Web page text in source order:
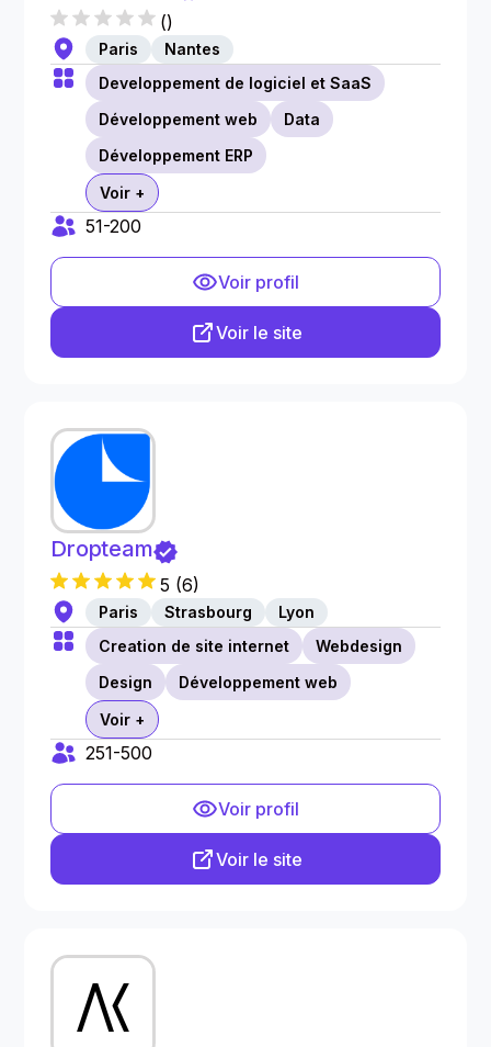
()
Paris
Nantes
Developpement de logiciel et SaaS
Développement web
Data
Développement ERP
Voir +
51-200
Voir profil
Voir le site
Dropteam
5 (6)
Paris Strasbourg
Lyon
Creation de site internet
Webdesign
Design
Développement web
Voir +
251-500
Voir profil
Voir le site